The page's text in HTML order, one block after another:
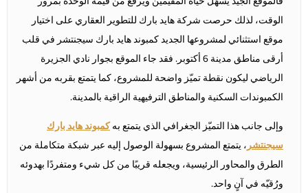
الوقت، لذلك حرصت شركة هايد بارك للتطوير العقاري على اختيار
موقع استثنائي لمشروعها الجديد كمبوند هايد بارك سيجنتشر في قلب
أرقى مناطق مدينة 6 أكتوبر. فقد جاء الموقع بجوار نادي الجزيرة
الرياضي ليكون نقطة تميّز واضحة للمشروع، كما يتمتع بقربه من أشهر
الكمبوندات السكنية والمناطق الترفيهية الراقية بالمدينة.
وإلى جانب هذا التميّز الجغرافي الذي يتمتع بهكمبوند هايد بارك
سيجنتشر، يتمتع المشروع بسهولة الوصول إليه عبر شبكة متكاملة من
الطرق والمحاور الرئيسية، ويجعله قريبًا من كل شيء ومتفردًا بهدوئه
ورُقيّه في آنٍ واحد.